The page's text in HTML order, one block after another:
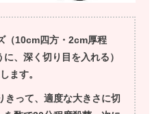
（10cm四方・2cm厚程
、深く切り目を入れる）
ます。
きって、適度な大きさに切